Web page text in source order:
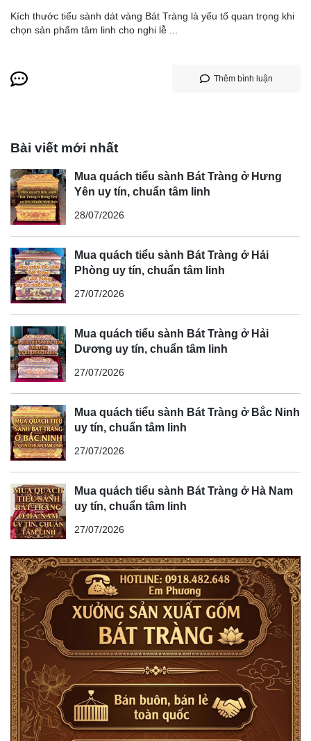
Kích thước tiểu sành dát vàng Bát Tràng là yếu tố quan trọng khi
chọn sản phẩm tâm linh cho nghi lễ ...
Thêm bình luận
Bài viết mới nhất
Mua quách tiểu sành Bát Tràng ở Hưng
Yên uy tín, chuẩn tâm linh
28/07/2026
Mua quách tiểu sành Bát Tràng ở Hải
Phòng uy tín, chuẩn tâm linh
27/07/2026
Mua quách tiểu sành Bát Tràng ở Hải
Dương uy tín, chuẩn tâm linh
27/07/2026
Mua quách tiểu sành Bát Tràng ở Bắc Ninh
uy tín, chuẩn tâm linh
27/07/2026
Mua quách tiểu sành Bát Tràng ở Hà Nam
uy tín, chuẩn tâm linh
27/07/2026